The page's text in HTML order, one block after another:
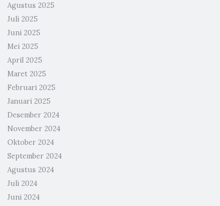
Agustus 2025
Juli 2025
Juni 2025
Mei 2025
April 2025
Maret 2025
Februari 2025
Januari 2025
Desember 2024
November 2024
Oktober 2024
September 2024
Agustus 2024
Juli 2024
Juni 2024